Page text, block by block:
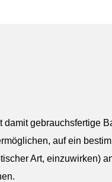
damit gebrauchsfertige
auf ein
Art, einzuwirken)